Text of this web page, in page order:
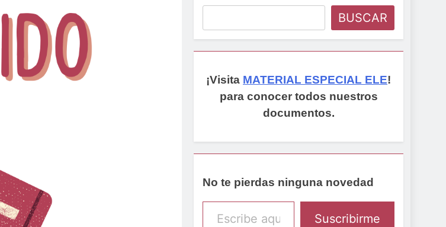
BUSCAR
¡Visita MATERIAL ESPECIAL ELE!
para conocer todos nuestros
documentos.
No te pierdas ninguna novedad
Escribe aquí tu email
Suscribirme